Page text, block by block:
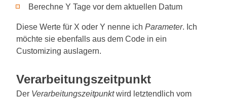
Berechne Y Tage vor dem aktuellen Datum
Diese Werte für X oder Y nenne ich Parameter. Ich
möchte sie ebenfalls aus dem Code in ein
Customizing auslagern.
Verarbeitungszeitpunkt
Der Verarbeitungszeitpunktwird letztendlich vom